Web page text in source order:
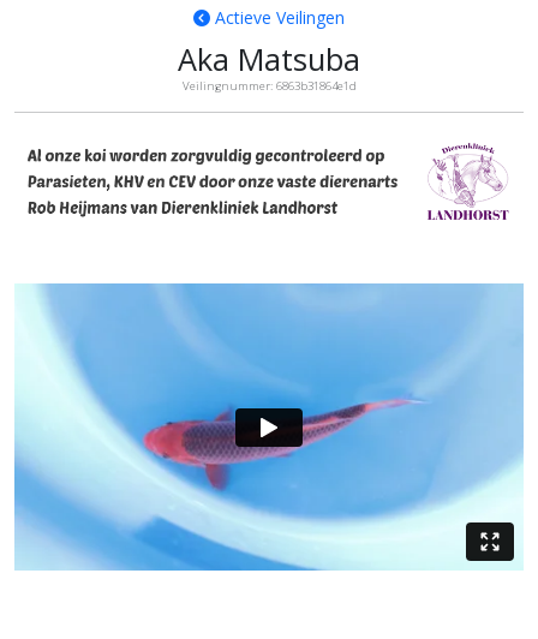
Actieve Veilingen
Aka Matsuba
Veilingnummer: 6863b31864e1d